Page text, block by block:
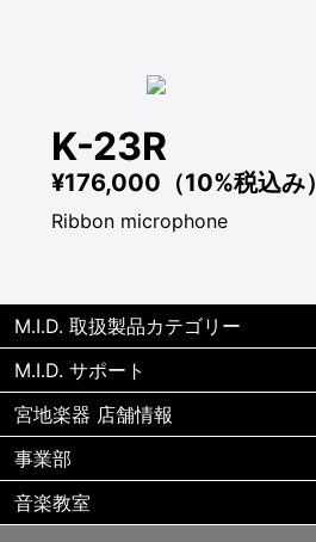
K-23R
¥176,000（10%税込み）
Ribbon microphone
M.I.D. 取扱製品カテゴリー
M.I.D. サポート
宮地楽器 店舗情報
事業部
音楽教室